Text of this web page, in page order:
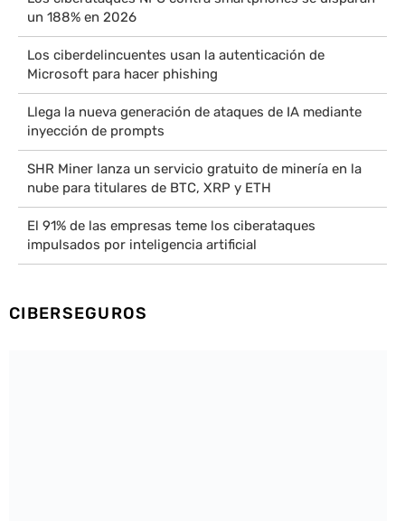
un 188% en 2026
Los ciberdelincuentes usan la autenticación de
Microsoft para hacer phishing
Llega la nueva generación de ataques de IA mediante
inyección de prompts
SHR Miner lanza un servicio gratuito de minería en la
nube para titulares de BTC, XRP y ETH
El 91% de las empresas teme los ciberataques
impulsados por inteligencia artificial
CIBERSEGUROS